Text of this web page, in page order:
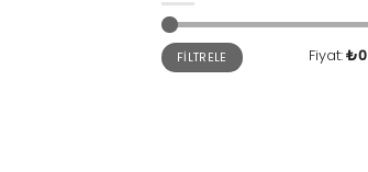
En
düşük
fiyat
En
yüksek
fiyat
FILTRELE Fiyat:₺0